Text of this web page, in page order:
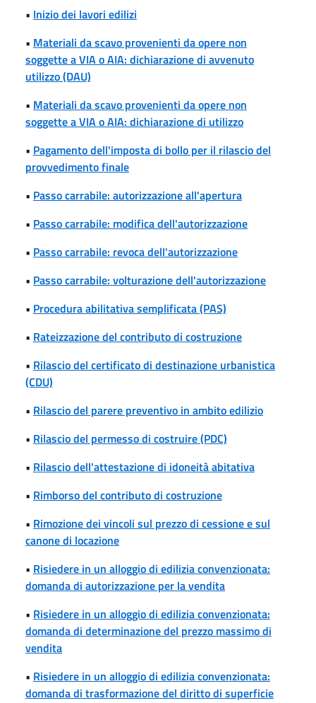
• Inizio dei lavori edilizi
• Materiali da scavo provenienti da opere non
soggette a VIA o AIA: dichiarazione di avvenuto
utilizzo (DAU)
• Materiali da scavo provenienti da opere non
soggette a VIA o AIA: dichiarazione di utilizzo
• Pagamento dell'imposta di bollo per il rilascio del
provvedimento finale
• Passo carrabile: autorizzazione all'apertura
• Passo carrabile: modifica dell'autorizzazione
• Passo carrabile: revoca dell'autorizzazione
• Passo carrabile: volturazione dell'autorizzazione
• Procedura abilitativa semplificata (PAS)
• Rateizzazione del contributo di costruzione
• Rilascio del certificato di destinazione urbanistica
(CDU)
• Rilascio del parere preventivo in ambito edilizio
• Rilascio del permesso di costruire (PDC)
• Rilascio dell'attestazione di idoneità abitativa
• Rimborso del contributo di costruzione
• Rimozione dei vincoli sul prezzo di cessione e sul
canone di locazione
• Risiedere in un alloggio di edilizia convenzionata:
domanda di autorizzazione per la vendita
• Risiedere in un alloggio di edilizia convenzionata:
domanda di determinazione del prezzo massimo di
vendita
• Risiedere in un alloggio di edilizia convenzionata:
domanda di trasformazione del diritto di superficie